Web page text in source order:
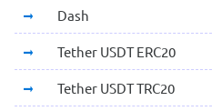
Dash
Tether USDT ERC20
Tether USDT TRC20